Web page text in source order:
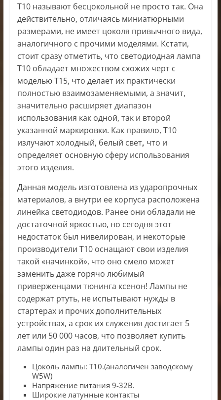
Т10 называют бесцокольной не просто так. Она
действительно, отличаясь миниатюрными
размерами, не имеет цоколя привычного вида,
аналогичного с прочими моделями. Кстати,
стоит сразу отметить, что светодиодная лампа
Т10 обладает множеством схожих черт с
моделью Т15, что делает их практически
полностью взаимозаменяемыми, а значит,
значительно расширяет диапазон
использования как одной, так и второй
указанной маркировки. Как правило, Т10
излучают холодный, белый свет, что и
определяет основную сферу использования
этого изделия.
Данная модель изготовлена из ударопрочных
материалов, а внутри ее корпуса расположена
линейка светодиодов. Ранее они обладали не
достаточной яркостью, но сегодня этот
недостаток был нивелирован, и некоторые
производители Т10 оснащают свои изделия
такой «начинкой», что оно смело может
заменить даже горячо любимый
приверженцами тюнинга ксенон! Лампы не
содержат ртуть, не испытывают нужды в
стартерах и прочих дополнительных
устройствах, а срок их служения достигает 5
лет или 50 000 часов, что позволяет купить
лампы один раз на длительный срок.
Цоколь лампы: T10.(аналогичен заводскому
W5W)
Напряжение питания 9-32В.
Широкие латунные контакты